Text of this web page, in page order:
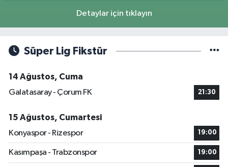
Detaylar için tıklayın
Süper Lig Fikstür
14 Ağustos, Cuma
Galatasaray - Çorum FK
21:30
15 Ağustos, Cumartesi
Konyaspor - Rizespor
19:00
Kasımpaşa - Trabzonspor 19:00